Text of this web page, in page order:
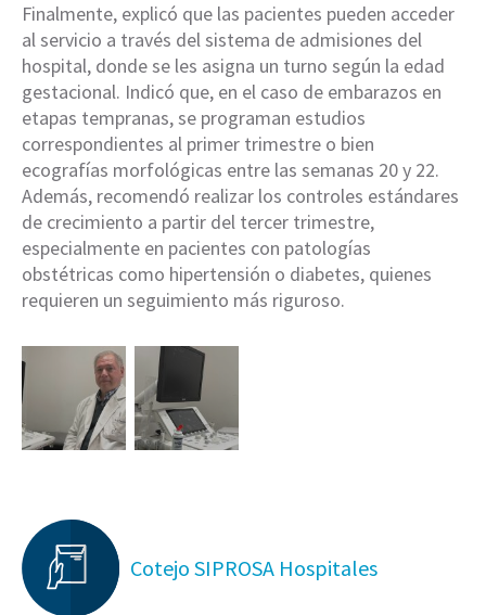
Finalmente, explicó que las pacientes pueden acceder
al servicio a través del sistema de admisiones del
hospital, donde se les asigna un turno según la edad
gestacional. Indicó que, en el caso de embarazos en
etapas tempranas, se programan estudios
correspondientes al primer trimestre o bien
ecografías morfológicas entre las semanas 20 y 22.
Además, recomendó realizar los controles estándares
de crecimiento a partir del tercer trimestre,
especialmente en pacientes con patologías
obstétricas como hipertensión o diabetes, quienes
requieren un seguimiento más riguroso.
Cotejo SIPROSA Hospitales